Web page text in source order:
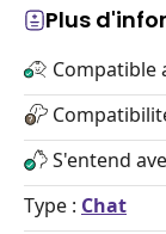
Plus
Compatible
S'entend
Type : Chat